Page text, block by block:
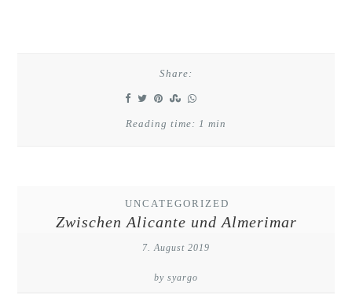
Share:
Reading time: 1 min
UNCATEGORIZED
Zwischen Alicante und Almerimar
7. August 2019
by syargo